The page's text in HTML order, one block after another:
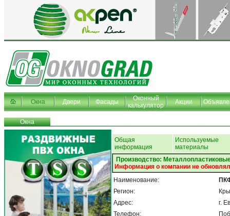
Окна Двери Фасады
Оконный
калькулятор
Акции
Окна
Общая
информация
Используемые
материалы
Производство:
Информация о компании не
Наименование:
Регион:
Адрес:
Телефон:
г.